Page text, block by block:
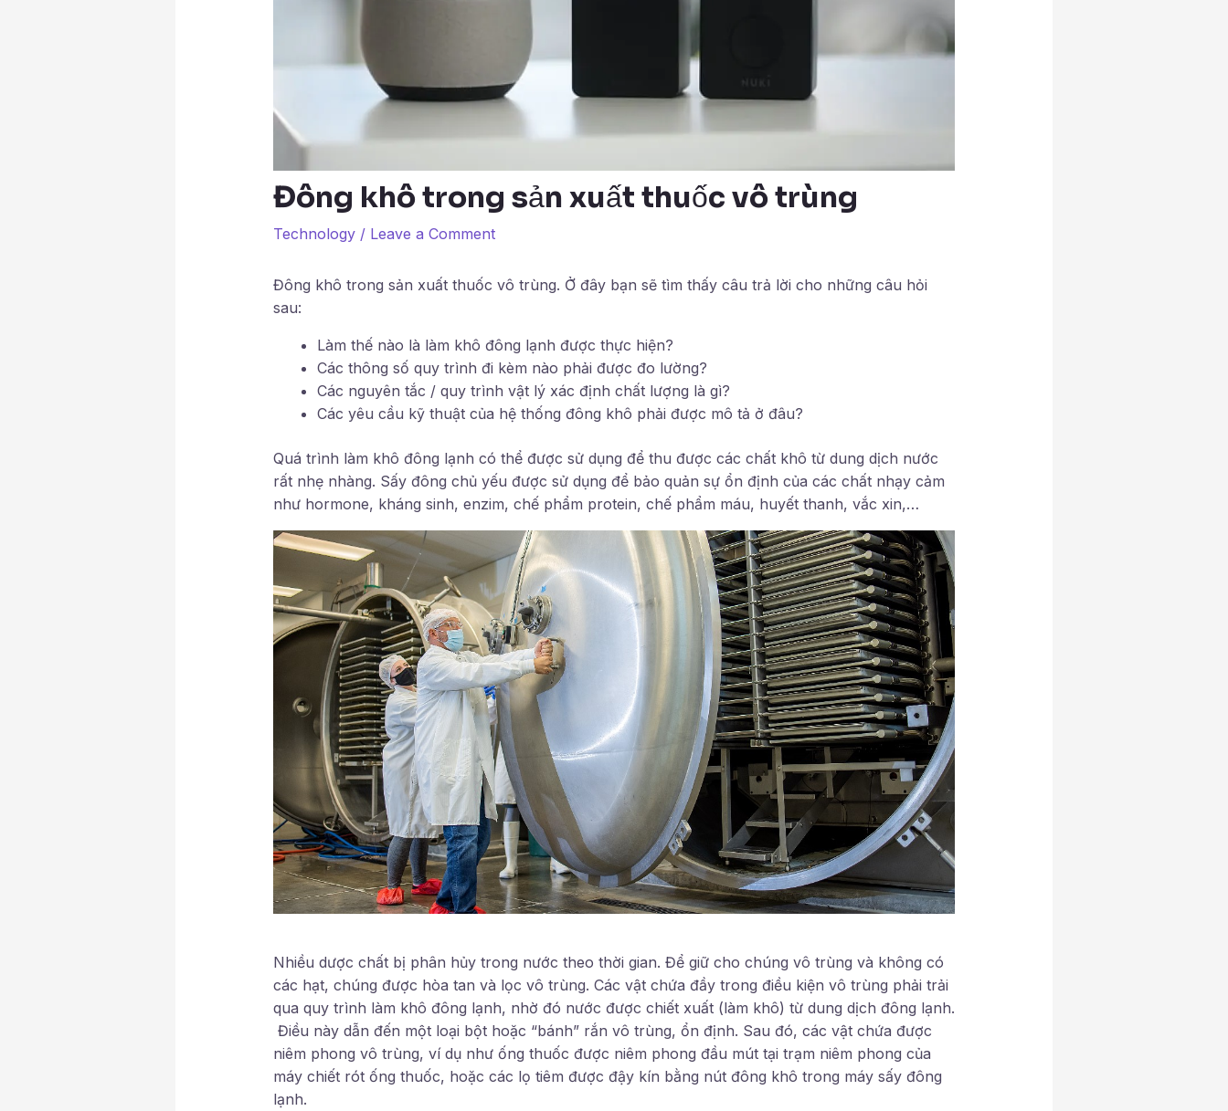
Đông khô trong sản xuất thuốc vô trùng
Technology/ Leave a Comment
Đông khô trong sản xuất thuốc vô trùng. Ở đây bạn sẽ tìm thấy câu trả lời cho những câu hỏi
sau:
Làm thế nào là làm khô đông lạnh được thực hiện?
Các thông số quy trình đi kèm nào phải được đo lường?
Các nguyên tắc / quy trình vật lý xác định chất lượng là gì?
Các yêu cầu kỹ thuật của hệ thống đông khô phải được mô tả ở đâu?
Quá trình làm khô đông lạnh có thể được sử dụng để thu được các chất khô từ dung dịch nước
rất nhẹ nhàng. Sấy đông chủ yếu được sử dụng để bảo quản sự ổn định của các chất nhạy cảm
như hormone, kháng sinh, enzim, chế phẩm protein, chế phẩm máu, huyết thanh, vắc xin,…
Nhiều dược chất bị phân hủy trong nước theo thời gian. Để giữ cho chúng vô trùng và không có
các hạt, chúng được hòa tan và lọc vô trùng. Các vật chứa đầy trong điều kiện vô trùng phải trải
qua quy trình làm khô đông lạnh, nhờ đó nước được chiết xuất (làm khô) từ dung dịch đông lạnh.
Điều này dẫn đến một loại bột hoặc “bánh” rắn vô trùng, ổn định. Sau đó, các vật chứa được
niêm phong vô trùng, ví dụ như ống thuốc được niêm phong đầu mút tại trạm niêm phong của
máy chiết rót ống thuốc, hoặc các lọ tiêm được đậy kín bằng nút đông khô trong máy sấy đông
lạnh.